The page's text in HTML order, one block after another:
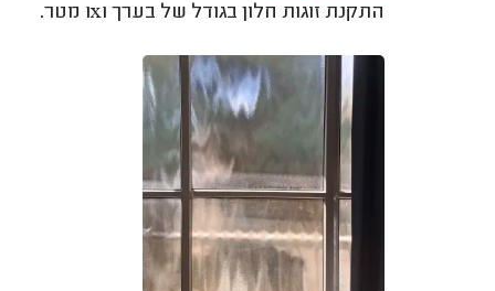
התקנת זוגות חלון בגודל של בערך 1x1 מטר.